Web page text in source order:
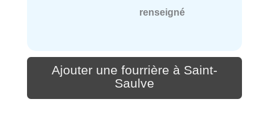
renseigné
Ajouter une fourrière à Saint-
Saulve